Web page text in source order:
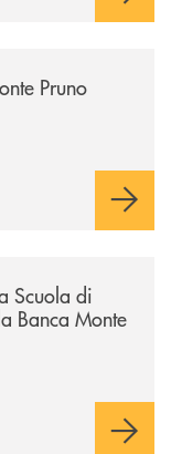
Pruno
Scuola di
Banca Monte